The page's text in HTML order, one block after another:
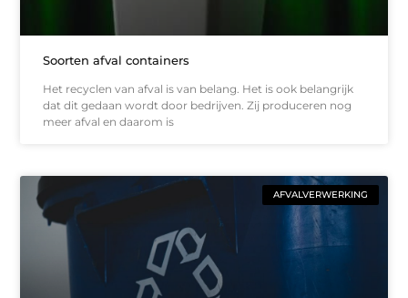
Soorten afval containers
Het recyclen van afval is van belang. Het is ook belangrijk
dat dit gedaan wordt door bedrijven. Zij produceren nog
meer afval en daarom is
AFVALVERWERKING